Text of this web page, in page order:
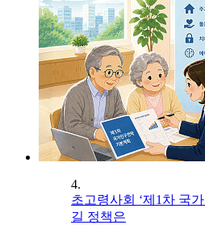
4.
초고령사회 ‘제1차 국
길 정책은